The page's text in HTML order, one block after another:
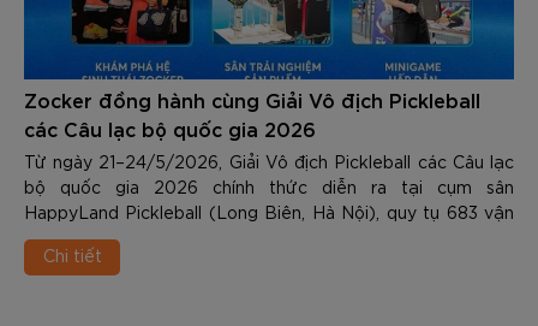
Zocker đồng hành cùng Giải Vô địch Pickleball
các Câu lạc bộ quốc gia 2026
Từ ngày 21–24/5/2026, Giải Vô địch Pickleball các Câu lạc
bộ quốc gia 2026 chính thức diễn ra tại cụm sân
HappyLand Pickleball (Long Biên, Hà Nội), quy tụ 683 vận
động viên đến từ gần 100 câu lạc bộ trên cả nước. Đây
được xem là một trong những giải đấu pickleball quy mô lớn
Chi tiết